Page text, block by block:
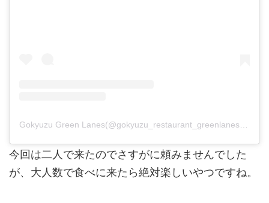
今回は二人で来たのでさすがに頼みませんでした
が、大人数で食べに来たら絶対楽しいやつですね。